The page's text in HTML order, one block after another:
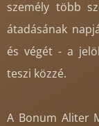
személy több
átadásának
és végét - a
teszi közzé.
A Bonum Aliter